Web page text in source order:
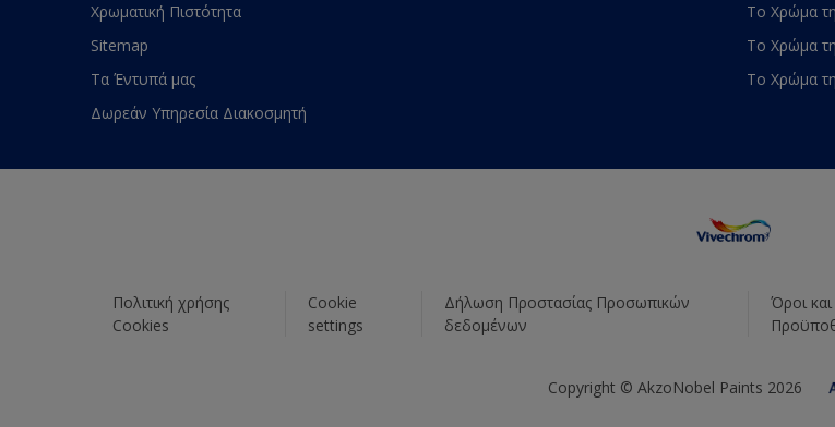
Χρωματική Πιστότητα
Sitemap
Τα Έντυπά μας
Δωρεάν Υπηρεσία Διακοσμητή
Το Χρώμα
Το Χρώμα
Το Χρώμα
Πολιτική χρήσης
Cookies
Cookie
settings
Δήλωση Προστασίας Προσωπικών
δεδομένων
Όροι και
Copyright © AkzoNobel Paints 2026